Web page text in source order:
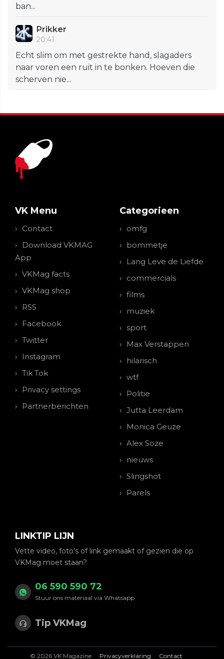
ban...
Prikker
20:41
Echt slim om met gestrekte hand, slagaders
naar voren een ruit in te bonken. Hoeven die
scherven nie...
VK Menu
Contact
Download VKMAG
App
VKMag facts
VKMag shop
RSS
Facebook
Twitter
Instagram
Tik Tok
Privacy settings
Partnerberichten
Categorieen
omfg
bommetje
Lang Leve de Liefde
commercials
films
muziek
sport
Max Verstappen
hilarisch
wtf
Politie
Jutta Leerdam
Monica Geuze
Alex Soze
nieuws
Slingshot
Parels
LINKTIP LIJN
Vette video, foto's of link gemaakt of gezien die op
VKMag moet staan?
06 590 590 72
Stuur ons materiaal via Whatsapp
Tip VKMag
© 2026 VK Magazine Privacyverklaring Contact